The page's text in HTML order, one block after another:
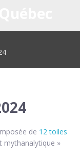
de 12 toiles
mythanalytique »